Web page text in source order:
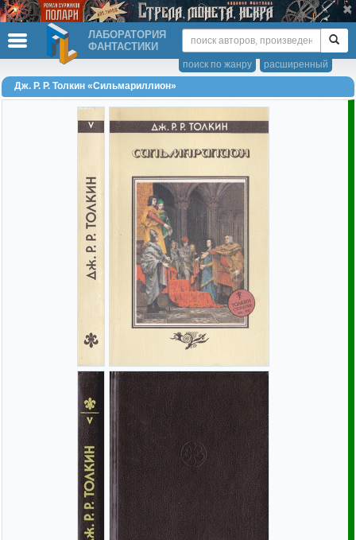
ЛАБОРАТОРИЯ
ФАНТАСТИКИ
расширенный
поиск по жанру
Дж. Р. Р. Толкин «Сильмариллион»